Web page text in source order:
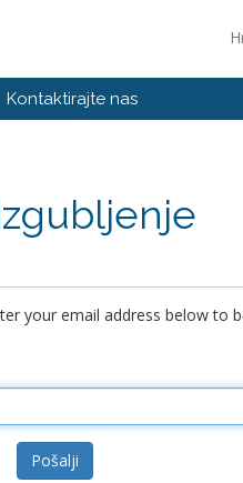
Kontaktirajte nas
your email address below to
Pošalji